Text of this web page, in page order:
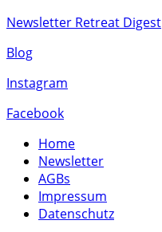
Newsletter Retreat Digest
Blog
Instagram
Facebook
Home
Newsletter
AGBs
Impressum
Datenschutz